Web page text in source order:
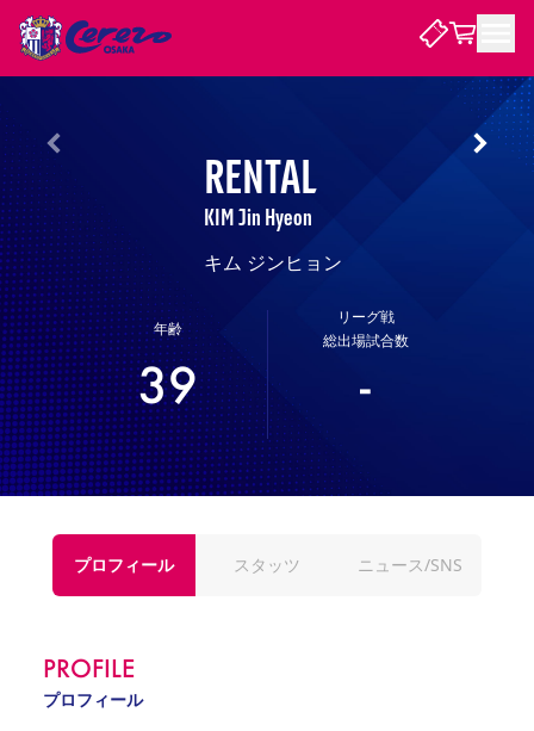
試合について
試合日程 / 結果
チームについて
選手・スタッフ スケジュール アクセス
アカデミー
ハナサカプレーヤー 歴代所属選手
観戦する
チケット
チケット情報 販売スケジュール
購入方法
シーズンシート
法人シーズンシート 福祉サービス 団体チケット
特定興行入場券 譲渡サービス リセールサービス
観戦ガイド
初めて観戦ガイド キッズ向けサービス グルメ
観戦マナー&ルール ビジターサポーター観戦ガイド
YANMAR HANASAKA STADIUM
DAZNで観戦
アウェイツアー
クラブを知る
セレッソ大阪について
クラブ紹介 沿革 シーズン記録 求人情報
サポートする
パートナー企業募集中 セレッソ大阪VISAカード
サポートスタッフ
サステナビリティ
スポーツクラブ
ファンクラブ
ファンクラブ
SAKURA SOCIO SAKURA POINT Program 招待券引換方法
ニュース
すべて チーム グッズ チケット イベント
ファンクラブ
ホームタウン
アカデミー
RENTAL
KIM Jin Hyeon
キム ジンヒョン
年齢
39
リーグ戦
総出場試合数
-
プロフィール スタッツ ニュース/SNS
PROFILE
プロフィール